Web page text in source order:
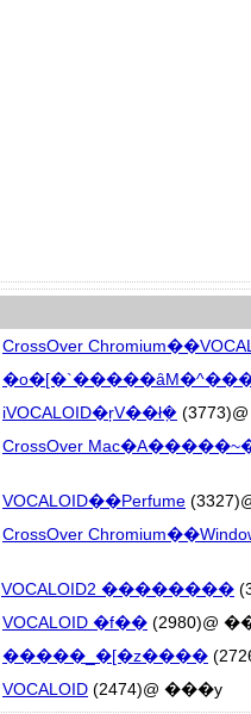
CrossOver
iVOCALOID�ŗV��ł݂�
CrossOver
VOCALOID��Perfume
CrossOver
VOCALOID2 ��������
VOCALOID �f�� (2980)@
�����_�[�z����
VOCALOID (2474)@ ���y